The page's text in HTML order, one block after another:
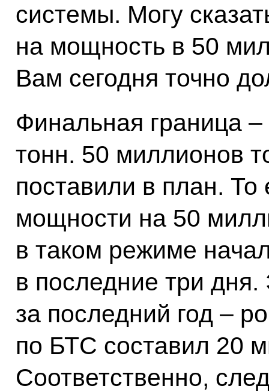
системы. Могу
на мощность в 50
Вам сегодня точно
Финальная граница
тонн. 50 миллионов
поставили в план.
мощности на 50
в таком режиме
в последние три дня.
за последний год –
по БТС составил 20
Соответственно,